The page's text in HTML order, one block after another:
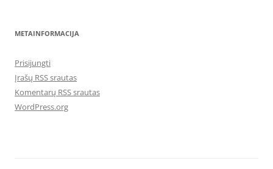
METAINFORMACIJA
Prisijungti
Įrašų RSS srautas
Komentarų RSS srautas
WordPress.org